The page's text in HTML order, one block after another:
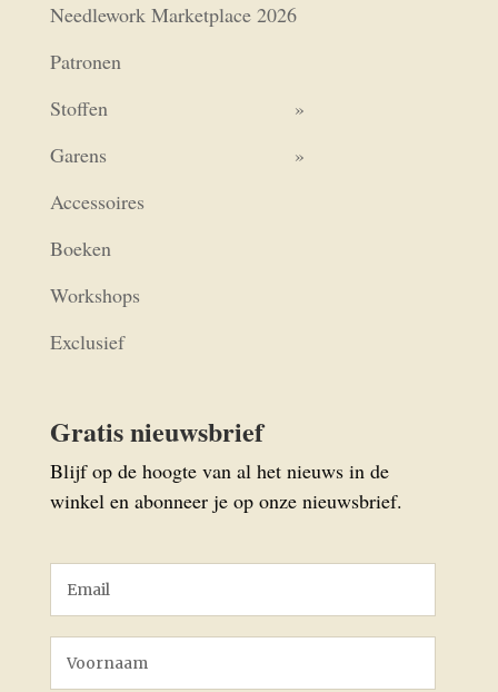
Needlework Marketplace 2026
Patronen
Stoffen
Garens
Accessoires
Boeken
Workshops
Exclusief
Gratis nieuwsbrief
Blijf op de hoogte van al het nieuws in de
winkel en abonneer je op onze nieuwsbrief.